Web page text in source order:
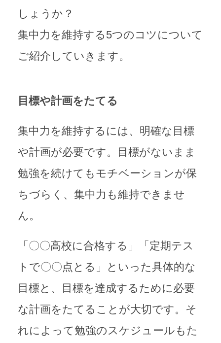
しょうか？
集中力を維持する5つのコツについて
ご紹介していきます。
目標や計画をたてる
集中力を維持するには、明確な目標
や計画が必要です。目標がないまま
勉強を続けてもモチベーションが保
ちづらく、集中力も維持できませ
ん。
「〇〇高校に合格する」「定期テス
トで〇〇点とる」といった具体的な
目標と、目標を達成するために必要
な計画をたてることが大切です。そ
れによって勉強のスケジュールもた